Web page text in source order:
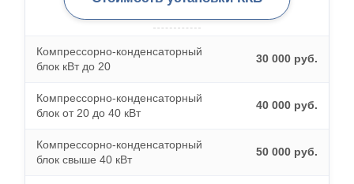
Компрессорно-конденсаторный
блок кВт до 20
30 000 руб.
Компрессорно-конденсаторный
блок от 20 до 40 кВт
40 000 руб.
Компрессорно-конденсаторный
блок свыше 40 кВт
50 000 руб.